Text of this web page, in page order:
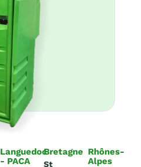
Languedoc
- PACA
Bretagne
St
Rhônes-
Alpes